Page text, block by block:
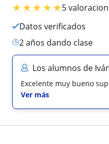
★★★★★5
Datos verificados
2 años dando clase
Los alumnos de
Excelente muy bueno
Ver más